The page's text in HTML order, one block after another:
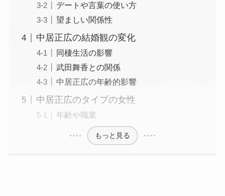
デートや言葉の使い方
望ましい関係性
中居正広の結婚観の変化
同棲生活の影響
武田舞香との関係
中居正広の年齢的影響
中居正広のタイプの女性
年齢や職業
もっと見る